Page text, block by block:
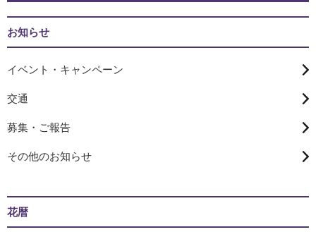
お知らせ
イベント・キャンペーン
交通
募集・ご報告
その他のお知らせ
花暦